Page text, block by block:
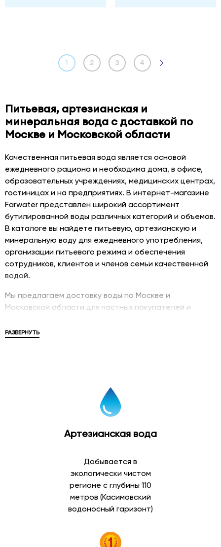
1 2 3 4
Питьевая, артезианская и
минеральная вода с доставкой по
Москве и Московской области
Качественная питьевая вода является основой
ежедневного рациона и необходима дома, в офисе,
образовательных учреждениях, медицинских центрах,
гостиницах и на предприятиях. В интернет-магазине
Farwater представлен широкий ассортимент
бутилированной воды различных категорий и объемов.
В каталоге вы найдете питьевую, артезианскую и
минеральную воду для ежедневного употребления,
организации питьевого режима и обеспечения
сотрудников, клиентов и членов семьи качественной
водой.
Мы предлагаем доставку воды по Москве и
Московской области для частных покупателей и
представлены популярные бренды, различные объемы
Питьевая вода в бутылках является удобным и
современным решением для обеспечения
вода проходит контроль качества и соответствует
В каталоге доступны:
питьевая вода в бутылках;
артезианская вода;
минеральная вода;
негазированная вода;
РАЗВЕРНУТЬ
Артезианская вода
Добывается в
экологически чистом
регионе с глубины 110
метров (Касимовский
водоносный гаризонт)